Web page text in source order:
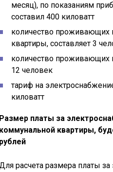
месяц), по показаниям
составил 400 киловатт
количество проживающих
квартиры, составляет 3
количество проживающих
12 человек
тариф на
киловатт
Размер платы за
коммунальной квартиры,
рублей
расчета размера платы